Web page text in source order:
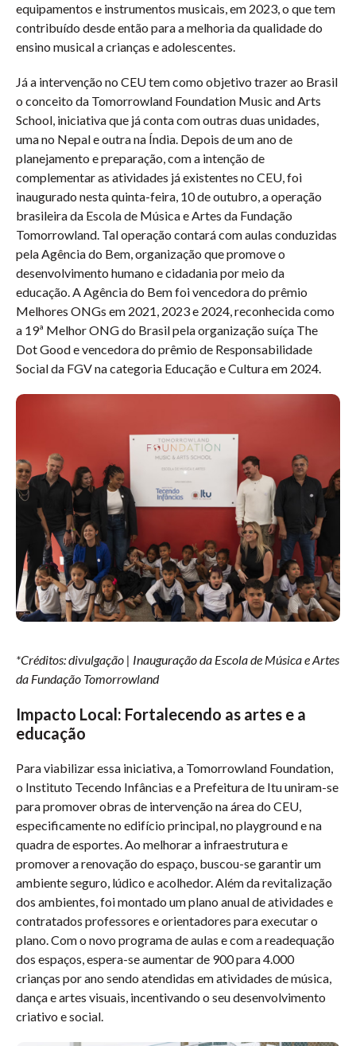
equipamentos e instrumentos musicais, em 2023, o que tem
contribuído desde então para a melhoria da qualidade do
ensino musical a crianças e adolescentes.
Já a intervenção no CEU tem como objetivo trazer ao Brasil
o conceito da Tomorrowland Foundation Music and Arts
School, iniciativa que já conta com outras duas unidades,
uma no Nepal e outra na Índia. Depois de um ano de
planejamento e preparação, com a intenção de
complementar as atividades já existentes no CEU, foi
inaugurado nesta quinta-feira, 10 de outubro, a operação
brasileira da Escola de Música e Artes da Fundação
Tomorrowland. Tal operação contará com aulas conduzidas
pela Agência do Bem, organização que promove o
desenvolvimento humano e cidadania por meio da
educação. A Agência do Bem foi vencedora do prêmio
Melhores ONGs em 2021, 2023 e 2024, reconhecida como
a 19ª Melhor ONG do Brasil pela organização suíça The
Dot Good e vencedora do prêmio de Responsabilidade
Social da FGV na categoria Educação e Cultura em 2024.
*Créditos: divulgação | Inauguração da Escola de Música e Artes
da Fundação Tomorrowland
Impacto Local: Fortalecendo as artes e a
educação
Para viabilizar essa iniciativa, a Tomorrowland Foundation,
o Instituto Tecendo Infâncias e a Prefeitura de Itu uniram-se
para promover obras de intervenção na área do CEU,
especificamente no edifício principal, no playground e na
quadra de esportes. Ao melhorar a infraestrutura e
promover a renovação do espaço, buscou-se garantir um
ambiente seguro, lúdico e acolhedor. Além da revitalização
dos ambientes, foi montado um plano anual de atividades e
contratados professores e orientadores para executar o
plano. Com o novo programa de aulas e com a readequação
dos espaços, espera-se aumentar de 900 para 4.000
crianças por ano sendo atendidas em atividades de música,
dança e artes visuais, incentivando o seu desenvolvimento
criativo e social.